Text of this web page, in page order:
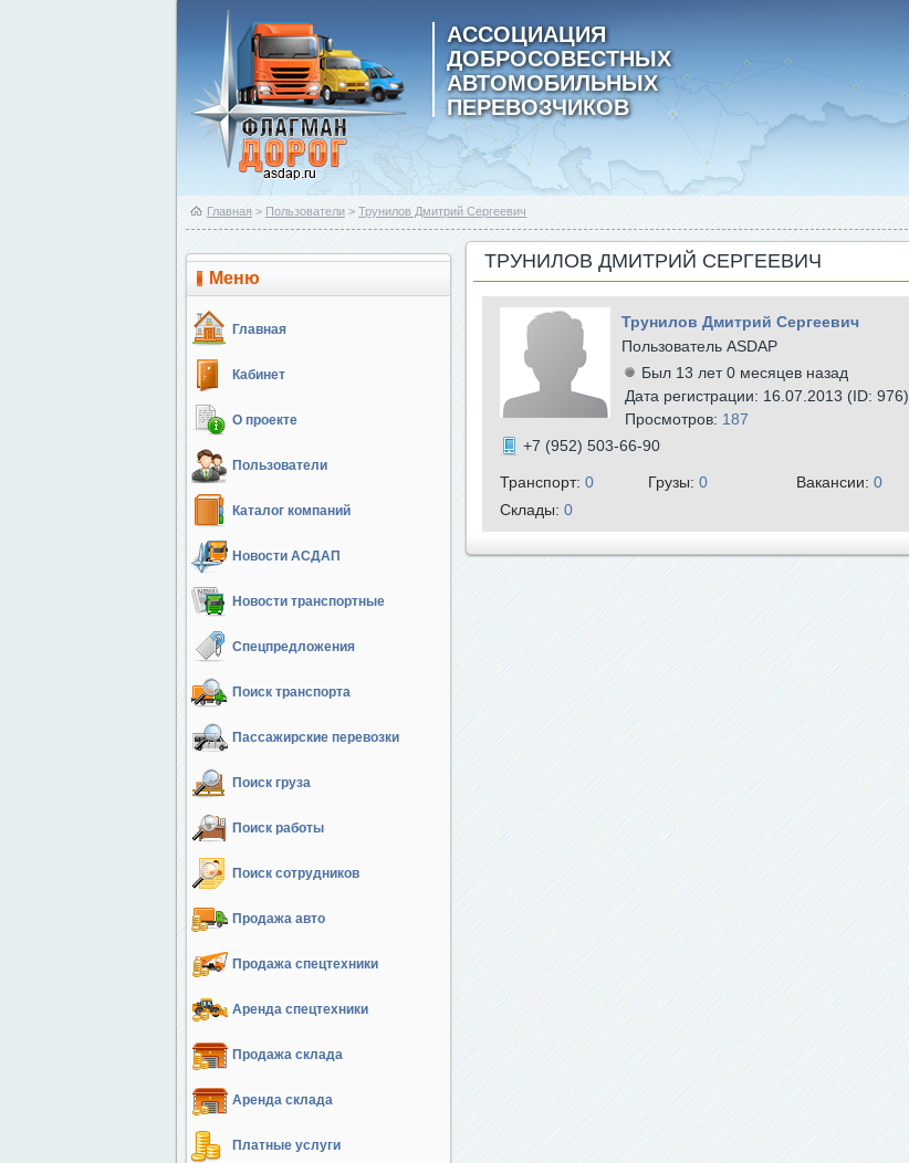
АССОЦИАЦИЯ
ДОБРОСОВЕСТНЫХ
АВТОМОБИЛЬНЫХ
ПЕРЕВОЗЧИКОВ
Главная > Пользователи > Трунилов Дмитрий Сергеевич
Меню
Главная
Кабинет
О проекте
Пользователи
Каталог компаний
Новости АСДАП
Новости транспортные
Спецпредложения
Поиск транспорта
Пассажирские перевозки
Поиск груза
Поиск работы
Поиск сотрудников
Продажа авто
Продажа спецтехники
Аренда спецтехники
Продажа склада
Аренда склада
Платные услуги
ТРУНИЛОВ ДМИТРИЙ СЕРГЕЕВИЧ
Трунилов Дмитрий Сергеевич
Пользователь ASDAP
Был 13 лет 0 месяцев назад
Дата регистрации: 16.07.2013 (ID: 976)
Просмотров: 187
+7 (952) 503-66-90
Транспорт: 0 Грузы: 0 Вакансии: 0
Склады: 0